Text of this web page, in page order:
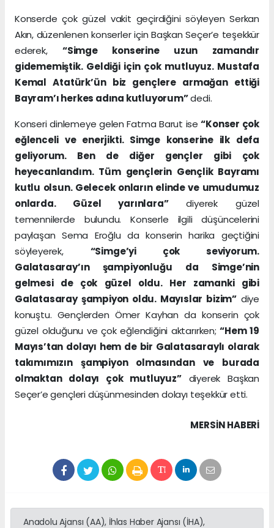
Konserde çok güzel vakit geçirdiğini söyleyen Serkan
Akın, düzenlenen konserler için Başkan Seçer’e teşekkür
ederek,“Simge konserine uzun zamandır
gidememiştik. Geldiği için çok mutluyuz. Mustafa
Kemal Atatürk’ün biz gençlere armağan ettiği
Bayram’ı herkes adına kutluyorum”dedi.
Konseri dinlemeye gelen Fatma Barut ise“Konser çok
eğlenceli ve enerjikti. Simge konserine ilk defa
geliyorum. Ben de diğer gençler gibi çok
heyecanlandım. Tüm gençlerin Gençlik Bayramı
kutlu olsun. Gelecek onların elinde ve umudumuz
onlarda. Güzel yarınlara”diyerek güzel
temennilerde bulundu. Konserle ilgili düşüncelerini
paylaşan Sema Eroğlu da konserin harika geçtiğini
söyleyerek, “Simge’yi çok seviyorum.
Galatasaray’ın şampiyonluğu da Simge’nin
gelmesi de çok güzel oldu. Her zamanki gibi
Galatasaray şampiyon oldu. Mayıslar bizim”diye
konuştu. Gençlerden Ömer Kayhan da konserin çok
güzel olduğunu ve çok eğlendiğini aktarırken;“Hem 19
Mayıs’tan dolayı hem de bir Galatasaraylı olarak
takımımızın şampiyon olmasından ve burada
olmaktan dolayı çok mutluyuz”diyerek Başkan
Seçer’e gençleri düşünmesinden dolayı teşekkür etti.
MERSIN HABERİ
Anadolu Ajansı (AA), İhlas Haber Ajansı (İHA),